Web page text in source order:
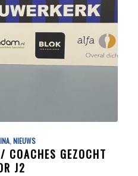
,NIEUWS
COACHES GEZOCHT
J2